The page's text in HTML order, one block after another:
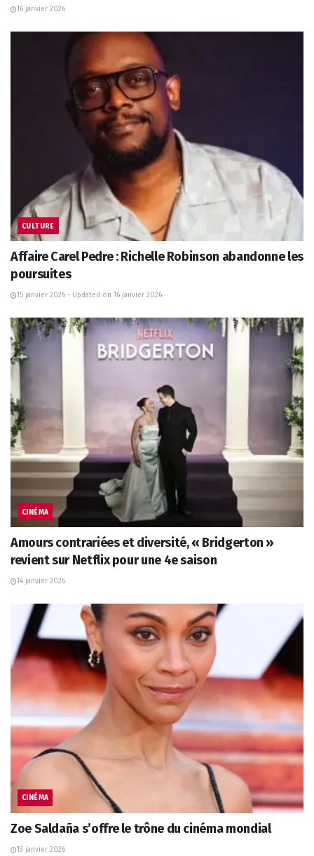
16 janvier 2026
CULTURE
Affaire Carel Pedre : Richelle Robinson abandonne les
poursuites
15 janvier 2026 - Updated on 16 janvier 2026
CINÉMA
Amours contrariées et diversité, « Bridgerton »
revient sur Netflix pour une 4e saison
14 janvier 2026
CINÉMA
Zoe Saldaña s’offre le trône du cinéma mondial
13 janvier 2026